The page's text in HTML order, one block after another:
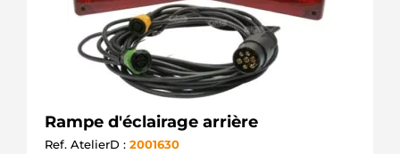
Rampe d'éclairage arrière
Ref. AtelierD : 2001630